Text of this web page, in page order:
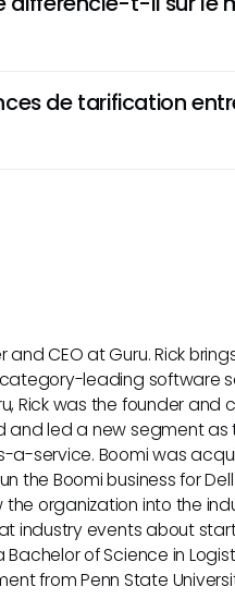
avec d'autres
et acheminer les
Ses fonctionnalités
la communication en
de tarification
simple basée
les petites entreprises
and CEO at Guru. Rick
leading software
Rick was the founder
and led a new segment
service. Boomi was
the Boomi business for
organization into the
industry events about
of Science in
from Penn State